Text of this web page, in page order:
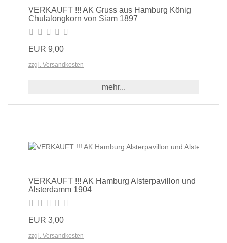
VERKAUFT !!! AK Gruss aus Hamburg König
Chulalongkorn von Siam 1897
EUR 9,00
zzgl. Versandkosten
mehr...
VERKAUFT !!! AK Hamburg Alsterpavillon und
Alsterdamm 1904
EUR 3,00
zzgl. Versandkosten